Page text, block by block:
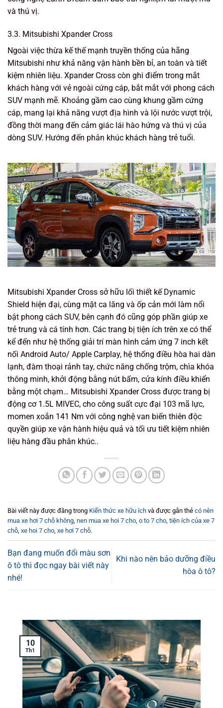
và thú vị.
3.3. Mitsubishi Xpander Cross
Ngoài việc thừa kế thế mạnh truyền thống của hãng
Mitsubishi như khả năng vận hành bền bỉ, an toàn và tiết
kiệm nhiên liệu. Xpander Cross còn ghi điểm trong mắt
khách hàng với vẻ ngoài cứng cáp, bắt mắt với phong cách
SUV mạnh mẽ. Khoảng gầm cao cùng khung gầm cứng
cáp, mang lại khả năng vượt địa hình và lội nước vượt trội,
đồng thời mang đến cảm giác lái hào hứng và thú vị của
dòng SUV. Hướng đến phân khúc khách hàng trẻ tuổi.
Mitsubishi Xpander Cross sở hữu lối thiết kế Dynamic
Shield hiện đại, cùng mặt ca lăng và ốp cản mới làm nổi
bật phong cách SUV, bên cạnh đó cũng góp phần giúp xe
trẻ trung và cá tính hơn. Các trang bị tiện ích trên xe có thể
kể đến như hệ thống giải trí màn hình cảm ứng 7 inch kết
nối Android Auto/ Apple Carplay, hệ thống điều hòa hai dàn
lạnh, đàm thoại rảnh tay, chức năng chống trộm, chìa khóa
thông minh, khởi động bằng nút bấm, cửa kính điều khiển
bằng một chạm… Mitsubishi Xpander Cross được trang bị
động cơ 1.5L MIVEC, cho công suất cực đại 103 mã lực,
momen xoắn 141 Nm với công nghệ van biến thiên độc
quyền giúp xe vận hành hiệu quả và tối ưu tiết kiệm nhiên
liệu hàng đầu phân khúc..
Bài viết này được đăng trong Kiến thức xe hữu ích và được gắn thẻ có nên
mua xe hơi 7 chỗ không nen mua xe hoi 7 cho o to 7 cho tiện ích của xe 7
chỗ xe hoi 7 cho xe hơi 7 chỗ.
Bạn đang muốn đổi màu sơn
ô tô thì đọc ngay bài viết này
nhé!
Khi nào nên bảo dưỡng điều
hòa ô tô?
10
Th1